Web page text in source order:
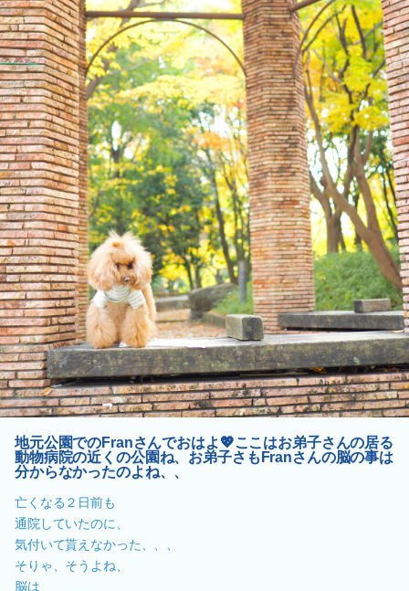
地元公園でのFranさんでおはよ💖ここはお弟子さんの居る
動物病院の近くの公園ね、お弟子さもFranさんの脳の事は
分からなかったのよね、、
亡くなる２日前も
通院していたのに、
気付いて貰えなかった、、、
そりゃ、そうよね、
脳は